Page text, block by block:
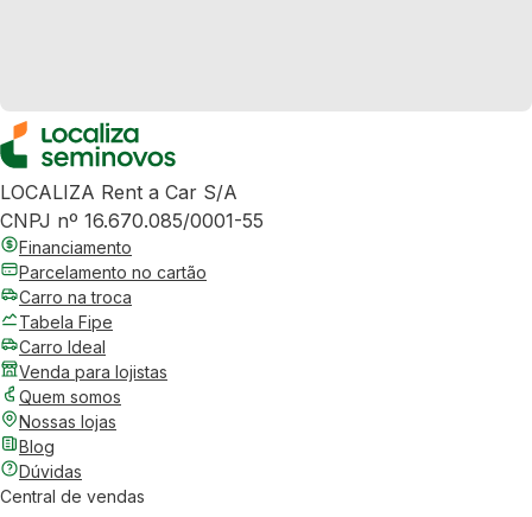
LOCALIZA Rent a Car S/A
CNPJ nº 16.670.085/0001-55
Financiamento
Parcelamento no cartão
Carro na troca
Tabela Fipe
Carro Ideal
Venda para lojistas
Quem somos
Nossas lojas
Blog
Dúvidas
Central de vendas